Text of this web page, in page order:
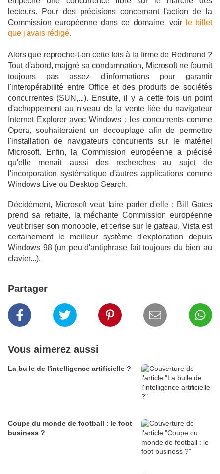
lecteurs. Pour des précisions concernant l'action de la
Commission européenne dans ce domaine, voir
le billet
que j'avais rédigé
Alors que reproche-t-on cette fois à la firme de Redmond ?
Tout d'abord, majgré sa condamnation, Microsoft ne fournit
toujours pas assez d'informations pour garantir
l'interopérabilité entre Office et des produits de sociétés
concurrentes (SUN,...). Ensuite, il y a cette fois un point
d'achoppement au niveau de la vente liée du navigateur
Internet Explorer avec Windows : les concurrents comme
Opera, souhaiteraient un découplage afin de permettre
l'installation de navigateurs concurrents sur le matériel
Microsoft. Enfin, la Commission européenne a précisé
qu'elle menait aussi des recherches au sujet de
l'incorporation systématique d'autres applications comme
Windows Live ou Desktop Search.
Décidément, Microsoft veut faire parler d'elle : Bill Gates
prend sa retraite, la méchante Commission européenne
veut briser son monopole, et cerise sur le gateau, Vista est
certainement le meilleur système d'exploitation depuis
Windows 98 (un peu d'antiphrase fait toujours du bien au
clavier...).
Partager
Vous aimerez aussi
La bulle de l'intelligence artificielle ?
Coupe du monde de football : le foot
business ?